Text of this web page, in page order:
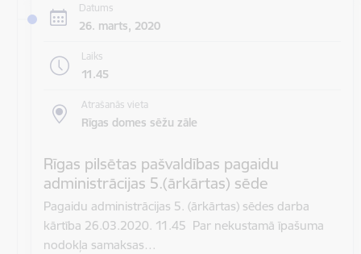
Datums
26. marts, 2020
Laiks
11.45
Atrašanās vieta
Rīgas domes sēžu zāle
Rīgas pilsētas pašvaldības pagaidu
administrācijas 5.(ārkārtas) sēde
Pagaidu administrācijas 5. (ārkārtas) sēdes darba
kārtība 26.03.2020. 11.45 Par nekustamā īpašuma
nodokļa samaksas…